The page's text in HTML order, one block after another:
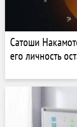
Сатоши
его личность